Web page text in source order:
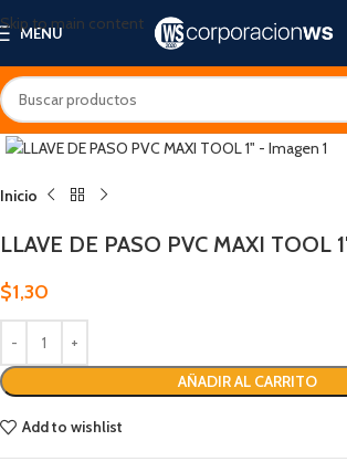
Skip to main content
MENU
Inicio
LLAVE DE PASO PVC MAXI TOOL
$1,30
AÑADIR AL CARRITO
Add to wishlist